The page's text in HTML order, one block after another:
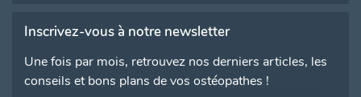
Inscrivez-vous à notre newsletter
Une fois par mois, retrouvez nos derniers articles, les
conseils et bons plans de vos ostéopathes !